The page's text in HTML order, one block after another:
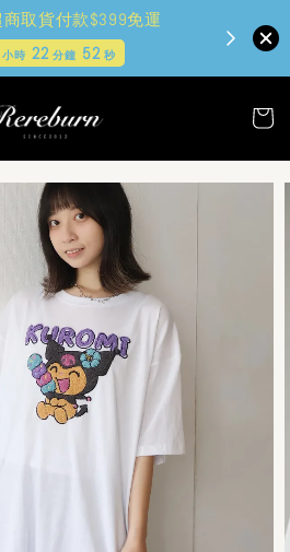
取貨付款$399免運
小時 22 分鐘 51秒